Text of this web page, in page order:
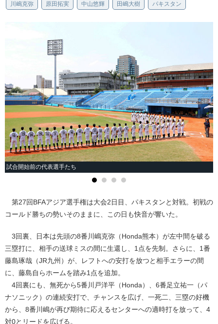
川嶋克弥 原田拓実 中山悠輝 田嶋大樹 パキスタン
試合開始前の代表選手たち
第27回BFAアジア選手権は大会2日目、パキスタンと対戦。初戦の
コールド勝ちの勢いそのままに、この日も快音が響いた。
3回裏、日本は先頭の8番川嶋克弥（Honda熊本）が左中間を破る
三塁打に、相手の送球ミスの間に生還し、1点を先制。さらに、1番
藤島琢哉（JR九州）が、レフトへの安打を放つと相手エラーの間
に、藤島自らホームを踏み1点を追加。
4回裏にも、無死から5番川戸洋平（Honda）、6番足立祐一（パ
ナソニック）の連続安打で、チャンスを広げ、一死二、三塁の好機
から、8番川嶋が再び期待に応えるセンターへの適時打を放って、4
対0とリードを広げる。